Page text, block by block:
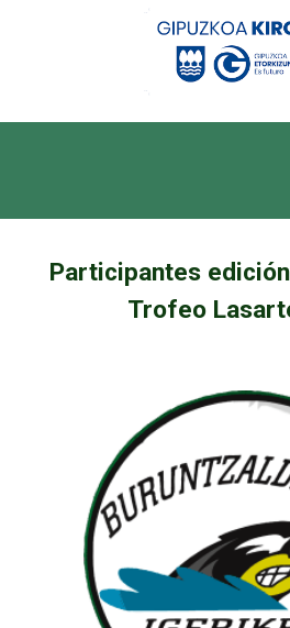
Participantes
Trofeo